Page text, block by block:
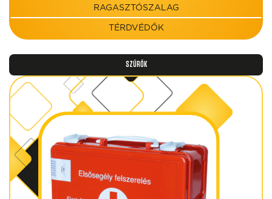
RAGASZTÓSZALAG
TÉRDVÉDŐK
SZŰRŐK